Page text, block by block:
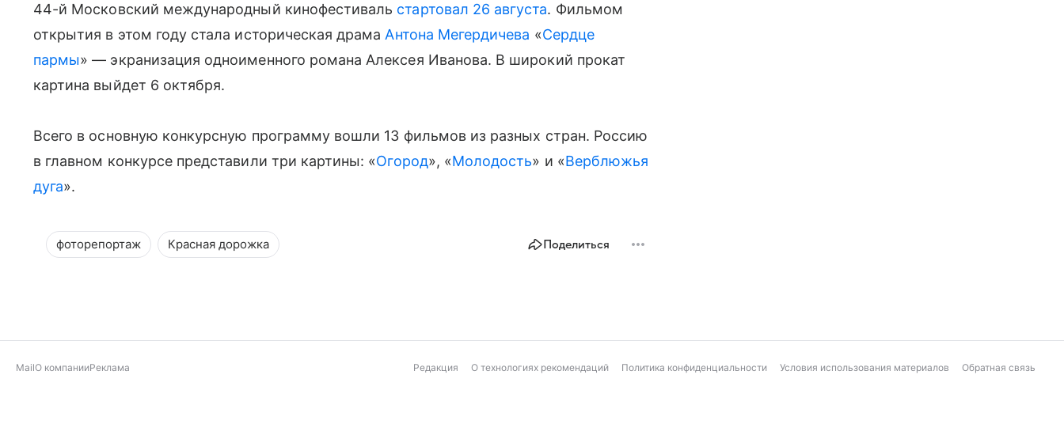
44-й Московский международный кинофестиваль стартовал 26 августа. Фильмом
открытия в этом году стала историческая драма Антона Мегердичева «Сердце
пармы» — экранизация одноименного романа Алексея Иванова. В широкий прокат
картина выйдет 6 октября.
Всего в основную конкурсную программу вошли 13 фильмов из разных стран. Россию
в главном конкурсе представили три картины: «Огород», «Молодость» и «Верблюжья
дуга».
фоторепортаж Красная дорожка Поделиться
MailО компанииРеклама Редакция О технологиях рекомендаций Политика конфиденциальности Условия использования материалов Обратная связь